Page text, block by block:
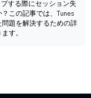
する際にセッション失
この記事では、Tunes
題を解決するための詳
す。